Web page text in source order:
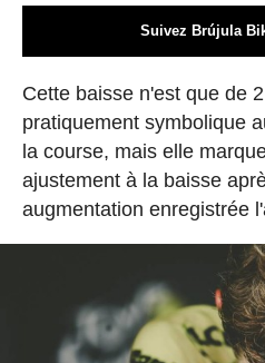
Suivez Brújula
Cette baisse n'est que de
pratiquement symbolique
la course, mais elle
ajustement à la baisse
augmentation enregistrée